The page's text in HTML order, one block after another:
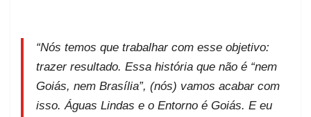
“Nós temos que trabalhar com esse objetivo:
trazer resultado. Essa história que não é “nem
Goiás, nem Brasília”, (nós) vamos acabar com
isso. Águas Lindas e o Entorno é Goiás. E eu